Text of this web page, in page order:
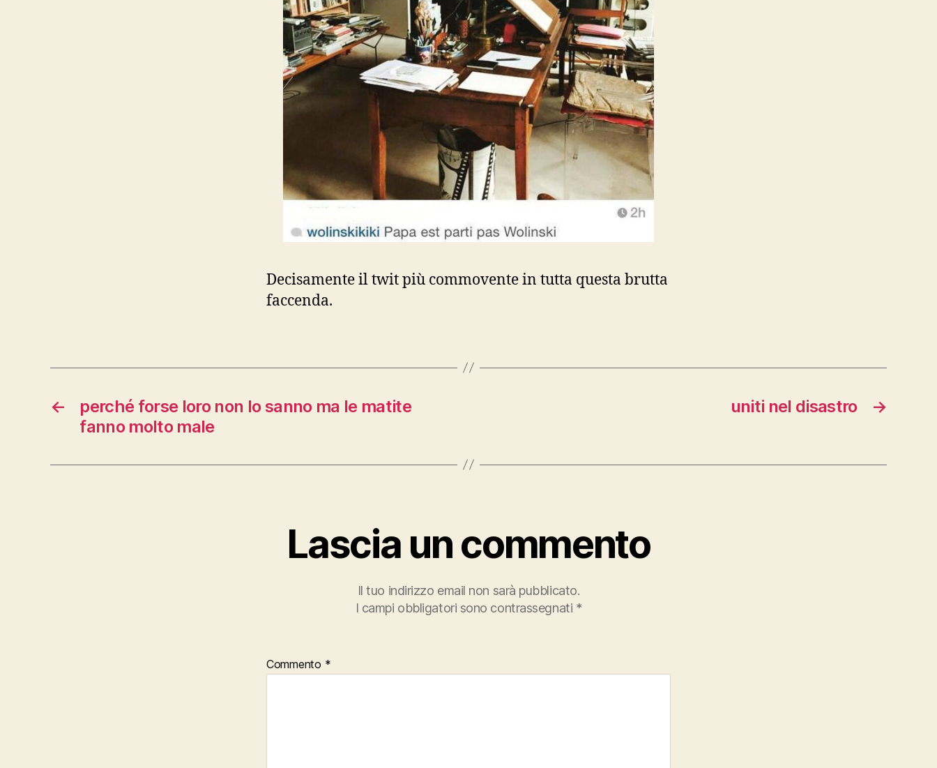
Decisamente il twit più commovente in tutta questa brutta
faccenda.
←
perché forse loro non lo sanno ma le matite
fanno molto male
→
uniti nel disastro
Lascia un commento
Il tuo indirizzo email non sarà pubblicato.
I campi obbligatori sono contrassegnati *
Commento *